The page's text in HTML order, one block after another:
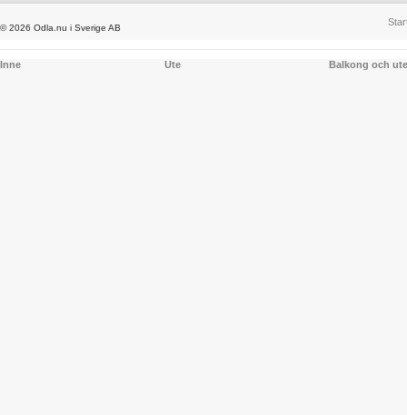
© 2026 Odla.nu i Sverige AB
Inne Ute Balkong och